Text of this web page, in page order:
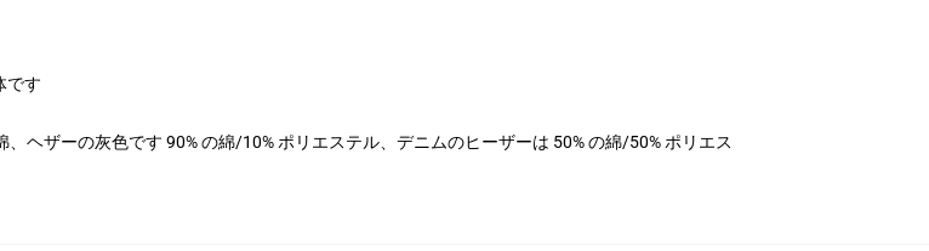
です
ヘザーの灰色です 90% の綿/10% ポリエステル、デニムのヒーザーは 50% の綿/50% ポリエス